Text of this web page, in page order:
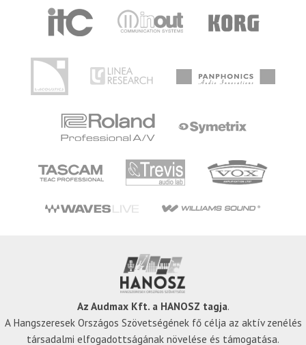
Az Audmax Kft. a HANOSZ tagja.
A Hangszeresek Országos Szövetségének fő célja az aktív zenélés
társadalmi elfogadottságának növelése és támogatása.